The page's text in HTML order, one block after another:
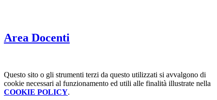
Area Docenti
Questo sito o gli strumenti terzi da questo utilizzati si avvalgono di
cookie necessari al funzionamento ed utili alle finalità illustrate nella
COOKIE POLICY.